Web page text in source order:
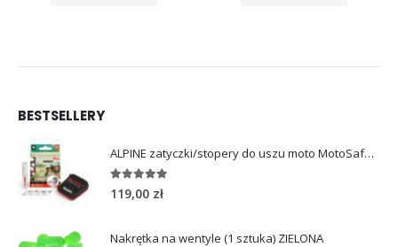
BESTSELLERY
ALPINE zatyczki/stopery do uszu moto MotoSafe Pro
out of 5
119,00 zł
Nakrętka na wentyle (1 sztuka) ZIELONA